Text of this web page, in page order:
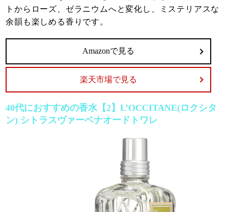
トからローズ、ゼラニウムへと変化し、ミステリアスな
余韻も楽しめる香りです。
Amazonで見る
楽天市場で見る
40代におすすめの香水【2】L’OCCITANE(ロクシタ
ン) シトラスヴァーベナオードトワレ